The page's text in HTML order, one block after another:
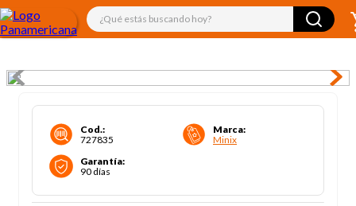
¿Qué estás buscando hoy?
Cod.:
727835
Marca:
Minix
Garantía:
90 días